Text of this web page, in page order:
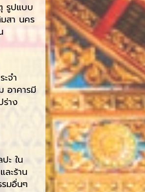
รูปแบบ
สา นคร
จำ
อาคารมี
าง
ะ ใน
ะร้าน
มอื่นๆ